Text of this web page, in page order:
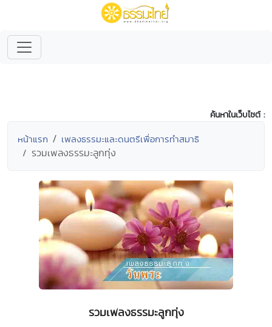
ค้นหาในเว็บไซต์ :
หน้าแรก เพลงธรรมะและดนตรีเพื่อการทำสมาธิ
รวมเพลงธรรมะลูกทุ่ง
รวมเพลงธรรมะลูกทุ่ง